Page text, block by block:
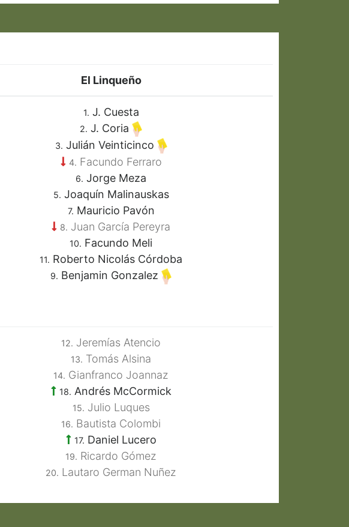
El Linqueño
1. J. Cuesta
2. J. Coria
3. Julián Veinticinco
4. Facundo Ferraro
6. Jorge Meza
5. Joaquín Malinauskas
7. Mauricio Pavón
8. Juan García Pereyra
10. Facundo Meli
11. Roberto Nicolás Córdoba
9. Benjamin Gonzalez
12. Jeremías Atencio
13. Tomás Alsina
14. Gianfranco Joannaz
18. Andrés McCormick
15. Julio Luques
16. Bautista Colombi
17. Daniel Lucero
19. Ricardo Gómez
20. Lautaro German Nuñez